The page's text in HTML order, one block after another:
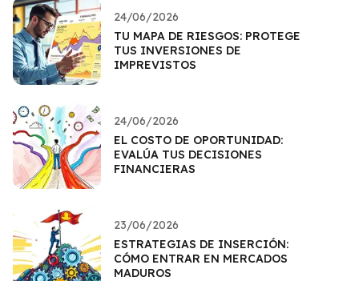
24/06/2026
TU MAPA DE RIESGOS: PROTEGE
TUS INVERSIONES DE
IMPREVISTOS
24/06/2026
EL COSTO DE OPORTUNIDAD:
EVALÚA TUS DECISIONES
FINANCIERAS
23/06/2026
ESTRATEGIAS DE INSERCIÓN:
CÓMO ENTRAR EN MERCADOS
MADUROS